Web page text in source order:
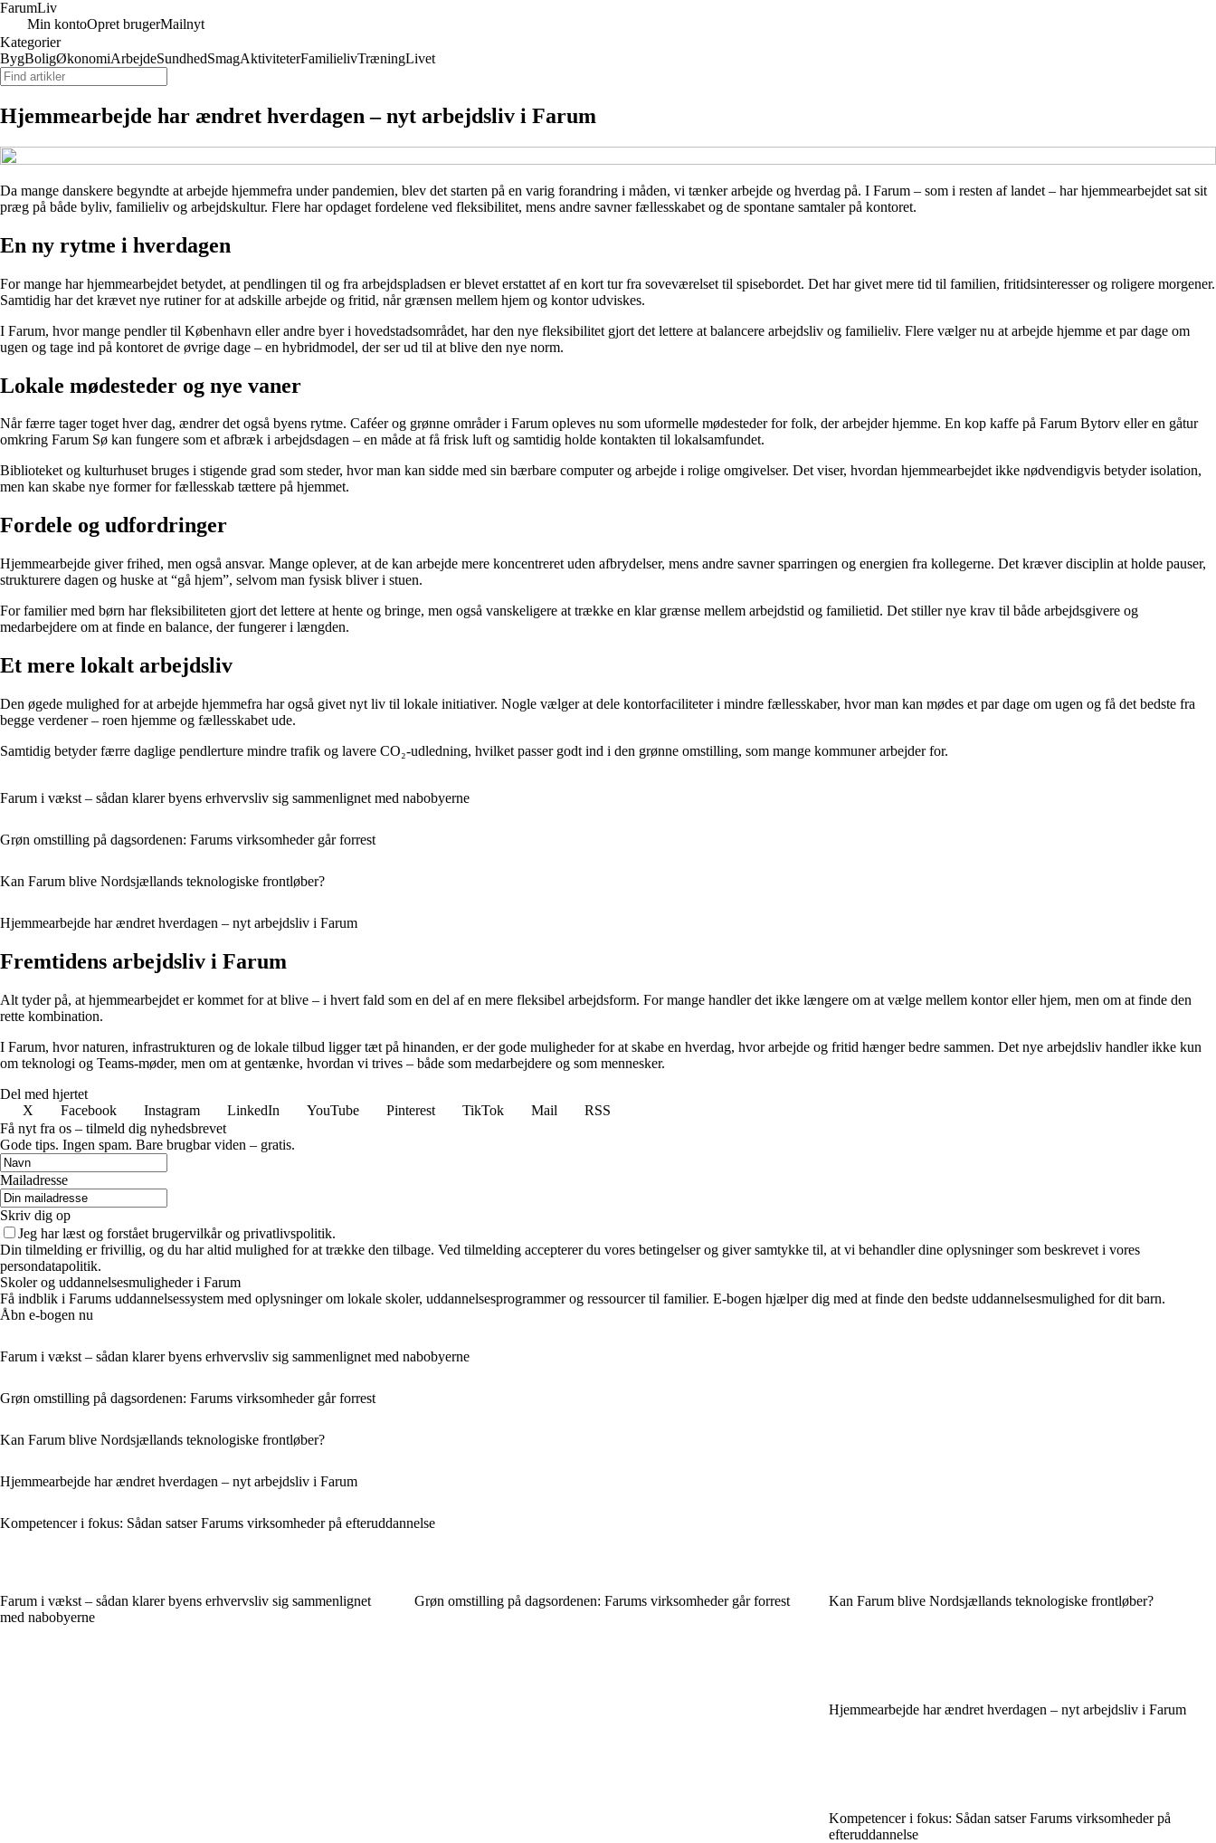
FarumLiv
Min kontoOpret brugerMailnyt
Kategorier
BygBoligØkonomiArbejdeSundhedSmagAktiviteterFamilielivTræningLivet
Hjemmearbejde har ændret hverdagen – nyt arbejdsliv i Farum
Da mange danskere begyndte at arbejde hjemmefra under pandemien, blev det starten på en varig forandring i måden, vi tænker arbejde og hverdag på. I Farum – som i resten af landet – har hjemmearbejdet sat sit
præg på både byliv, familieliv og arbejdskultur. Flere har opdaget fordelene ved fleksibilitet, mens andre savner fællesskabet og de spontane samtaler på kontoret.
En ny rytme i hverdagen
For mange har hjemmearbejdet betydet, at pendlingen til og fra arbejdspladsen er blevet erstattet af en kort tur fra soveværelset til spisebordet. Det har givet mere tid til familien, fritidsinteresser og roligere morgener.
Samtidig har det krævet nye rutiner for at adskille arbejde og fritid, når grænsen mellem hjem og kontor udviskes.
I Farum, hvor mange pendler til København eller andre byer i hovedstadsområdet, har den nye fleksibilitet gjort det lettere at balancere arbejdsliv og familieliv. Flere vælger nu at arbejde hjemme et par dage om
ugen og tage ind på kontoret de øvrige dage – en hybridmodel, der ser ud til at blive den nye norm.
Lokale mødesteder og nye vaner
Når færre tager toget hver dag, ændrer det også byens rytme. Caféer og grønne områder i Farum opleves nu som uformelle mødesteder for folk, der arbejder hjemme. En kop kaffe på Farum Bytorv eller en gåtur
omkring Farum Sø kan fungere som et afbræk i arbejdsdagen – en måde at få frisk luft og samtidig holde kontakten til lokalsamfundet.
Biblioteket og kulturhuset bruges i stigende grad som steder, hvor man kan sidde med sin bærbare computer og arbejde i rolige omgivelser. Det viser, hvordan hjemmearbejdet ikke nødvendigvis betyder isolation,
men kan skabe nye former for fællesskab tættere på hjemmet.
Fordele og udfordringer
Hjemmearbejde giver frihed, men også ansvar. Mange oplever, at de kan arbejde mere koncentreret uden afbrydelser, mens andre savner sparringen og energien fra kollegerne. Det kræver disciplin at holde pauser,
strukturere dagen og huske at “gå hjem”, selvom man fysisk bliver i stuen.
For familier med børn har fleksibiliteten gjort det lettere at hente og bringe, men også vanskeligere at trække en klar grænse mellem arbejdstid og familietid. Det stiller nye krav til både arbejdsgivere og
medarbejdere om at finde en balance, der fungerer i længden.
Et mere lokalt arbejdsliv
Den øgede mulighed for at arbejde hjemmefra har også givet nyt liv til lokale initiativer. Nogle vælger at dele kontorfaciliteter i mindre fællesskaber, hvor man kan mødes et par dage om ugen og få det bedste fra
begge verdener – roen hjemme og fællesskabet ude.
Samtidig betyder færre daglige pendlerture mindre trafik og lavere CO₂-udledning, hvilket passer godt ind i den grønne omstilling, som mange kommuner arbejder for.
Farum i vækst – sådan klarer byens erhvervsliv sig sammenlignet med nabobyerne
Grøn omstilling på dagsordenen: Farums virksomheder går forrest
Kan Farum blive Nordsjællands teknologiske frontløber?
Hjemmearbejde har ændret hverdagen – nyt arbejdsliv i Farum
Fremtidens arbejdsliv i Farum
Alt tyder på, at hjemmearbejdet er kommet for at blive – i hvert fald som en del af en mere fleksibel arbejdsform. For mange handler det ikke længere om at vælge mellem kontor eller hjem, men om at finde den
rette kombination.
I Farum, hvor naturen, infrastrukturen og de lokale tilbud ligger tæt på hinanden, er der gode muligheder for at skabe en hverdag, hvor arbejde og fritid hænger bedre sammen. Det nye arbejdsliv handler ikke kun
om teknologi og Teams-møder, men om at gentænke, hvordan vi trives – både som medarbejdere og som mennesker.
Del med hjertet
X
Facebook Instagram LinkedIn YouTube Pinterest TikTok Mail
RSS
Få nyt fra os – tilmeld dig nyhedsbrevet
Gode tips. Ingen spam. Bare brugbar viden – gratis.
Mailadresse
Skriv dig op
Jeg har læst og forstået brugervilkår og privatlivspolitik.
Din tilmelding er frivillig, og du har altid mulighed for at trække den tilbage. Ved tilmelding accepterer du vores betingelser og giver samtykke til, at vi behandler dine oplysninger som beskrevet i vores
persondatapolitik.
Skoler og uddannelsesmuligheder i Farum
Få indblik i Farums uddannelsessystem med oplysninger om lokale skoler, uddannelsesprogrammer og ressourcer til familier. E-bogen hjælper dig med at finde den bedste uddannelsesmulighed for dit barn.
Åbn e-bogen nu
Farum i vækst – sådan klarer byens erhvervsliv sig sammenlignet med nabobyerne
Grøn omstilling på dagsordenen: Farums virksomheder går forrest
Kan Farum blive Nordsjællands teknologiske frontløber?
Hjemmearbejde har ændret hverdagen – nyt arbejdsliv i Farum
Kompetencer i fokus: Sådan satser Farums virksomheder på efteruddannelse
Farum i vækst – sådan klarer byens erhvervsliv sig sammenlignet
med nabobyerne
Grøn omstilling på dagsordenen: Farums virksomheder går forrest Kan Farum blive Nordsjællands teknologiske frontløber?
Hjemmearbejde har ændret hverdagen – nyt arbejdsliv i Farum
Kompetencer i fokus: Sådan satser Farums virksomheder på
efteruddannelse